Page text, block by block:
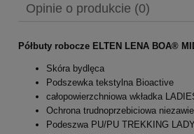
Opinie o produkcie (0)
Półbuty robocze ELTEN LENA BOA®
Skóra bydlęca
Podszewka tekstylna Bioactive
całopowierzchniowa wkładka
Ochrona trudnoprzebiciowa
Podeszwa PU/PU TREKKING LADY